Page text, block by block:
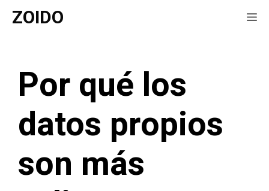
Saltar
ZOIDO
Por qué los
datos propios
son más